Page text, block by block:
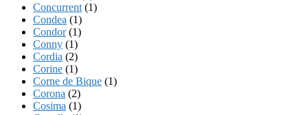
Concurrent (1)
Condea (1)
Condor(1)
Conny (1)
Cordia (2)
Corine (1)
Corne de Bique (1)
Corona (2)
Cosima (1)